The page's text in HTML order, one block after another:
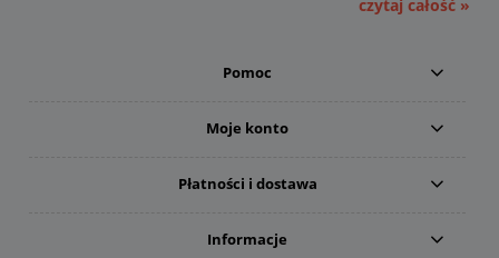
czytaj całość »
Pomoc
Moje konto
Płatności i dostawa
Informacje